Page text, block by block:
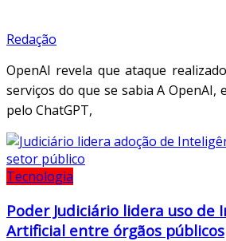
Redação
OpenAI revela que ataque
serviços do que se sabia A OpenAI,
pelo ChatGPT,
Tecnologia
Poder Judiciário lidera uso de
Artificial entre órgãos públicos